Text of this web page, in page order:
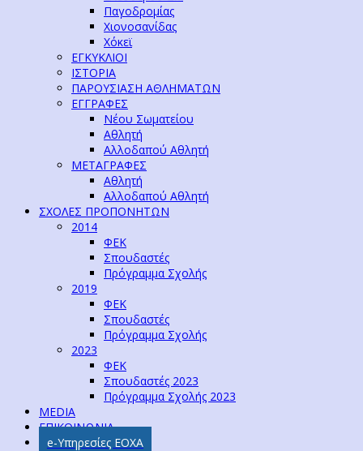
Παγοδρομίας
Χιονοσανίδας
Χόκεϊ
ΕΓΚΥΚΛΙΟΙ
ΙΣΤΟΡΙΑ
ΠΑΡΟΥΣΙΑΣΗ ΑΘΛΗΜΑΤΩΝ
ΕΓΓΡΑΦΕΣ
Νέου Σωματείου
Αθλητή
Αλλοδαπού Αθλητή
ΜΕΤΑΓΡΑΦΕΣ
Αθλητή
Αλλοδαπού Αθλητή
ΣΧΟΛΕΣ ΠΡΟΠΟΝΗΤΩΝ
2014
ΦΕΚ
Σπουδαστές
Πρόγραμμα Σχολής
2019
ΦΕΚ
Σπουδαστές
Πρόγραμμα Σχολής
2023
ΦΕΚ
Σπουδαστές 2023
Πρόγραμμα Σχολής 2023
MEDIA
ΕΠΙΚΟΙΝΩΝΙΑ
e-Υπηρεσίες ΕΟΧΑ